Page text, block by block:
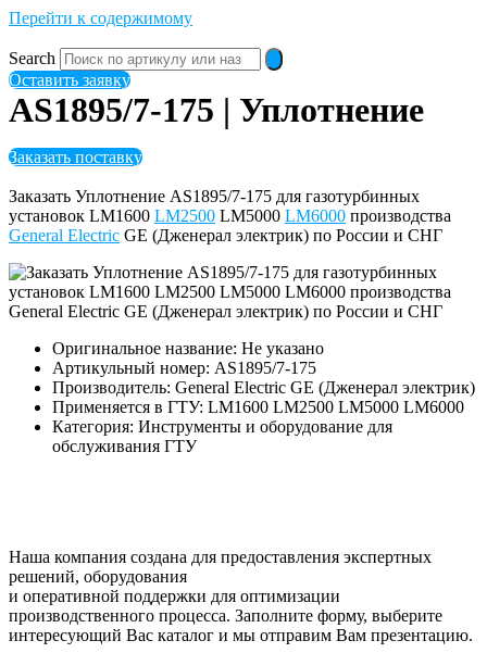
Перейти к содержимому
Search
Оставить заявку
AS1895/7-175 | Уплотнение
Заказать поставку
Заказать Уплотнение AS1895/7-175 для газотурбинных
установок LM1600 LM2500 LM5000 LM6000 производства
General Electric GE (Дженерал электрик) по России и СНГ
Оригинальное название: Не указано
Артикульный номер: AS1895/7-175
Производитель: General Electric GE (Дженерал электрик)
Применяется в ГТУ: LM1600 LM2500 LM5000 LM6000
Категория: Инструменты и оборудование для
обслуживания ГТУ
Наша компания создана для предоставления экспертных
решений, оборудования
и оперативной поддержки для оптимизации
производственного процесса. Заполните форму, выберите
интересующий Вас каталог и мы отправим Вам презентацию.